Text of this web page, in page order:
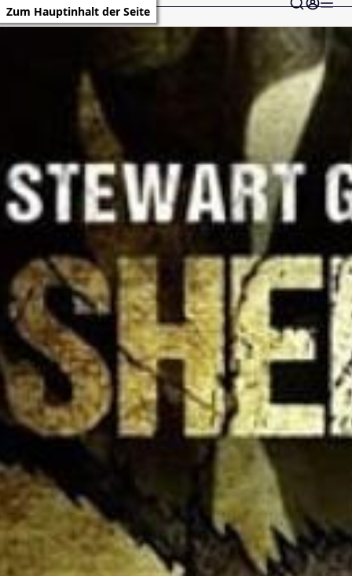
Zum Hauptinhalt der Seite